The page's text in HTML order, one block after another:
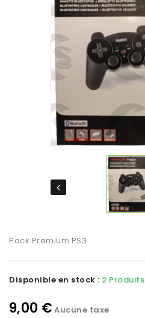
Pack Premium PS3
Disponible en stock : 2 Produits
9,00 € Aucune taxe